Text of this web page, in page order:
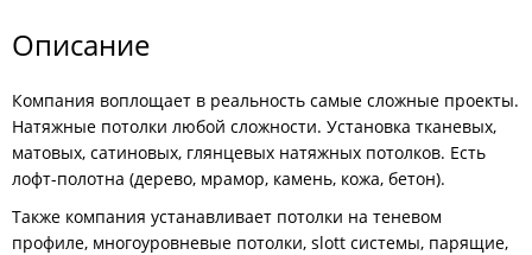
Описание
Компания воплощает в реальность самые сложные проекты.
Натяжные потолки любой сложности. Установка тканевых,
матовых, сатиновых, глянцевых натяжных потолков. Есть
лофт-полотна (дерево, мрамор, камень, кожа, бетон).
Также компания устанавливает потолки на теневом
профиле, многоуровневые потолки, slott системы, парящие,